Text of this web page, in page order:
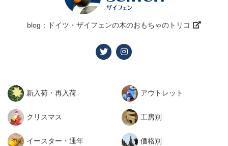
blog：ドイツ・ザイフェンの木のおもちゃのトリコ
新入荷・再入荷
クリスマス
イースター・通年
アウトレット
工房別
価格別